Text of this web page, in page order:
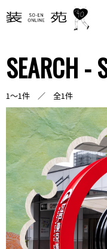
SEARCH -
1～1件 ／ 全1件